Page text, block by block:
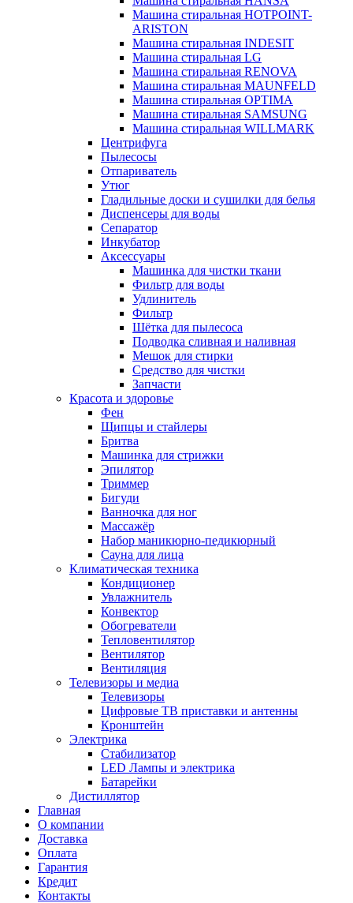
Машина стиральная HOTPOINT-
ARISTON
Машина стиральная INDESIT
Машина стиральная LG
Машина стиральная RENOVA
Машина стиральная MAUNFELD
Машина стиральная OPTIMA
Машина стиральная SAMSUNG
Машина стиральная WILLMARK
Центрифуга
Пылесосы
Отпариватель
Утюг
Гладильные доски и сушилки для белья
Диспенсеры для воды
Сепаратор
Инкубатор
Аксессуары
Машинка для чистки ткани
Фильтр для воды
Удлинитель
Фильтр
Шётка для пылесоса
Подводка сливная и наливная
Мешок для стирки
Средство для чистки
Запчасти
Красота и здоровье
Фен
Щипцы и стайлеры
Бритва
Машинка для стрижки
Эпилятор
Триммер
Бигуди
Ванночка для ног
Массажёр
Набор маникюрно-педикюрный
Сауна для лица
Климатическая техника
Кондиционер
Увлажнитель
Конвектор
Обогреватели
Тепловентилятор
Вентилятор
Вентиляция
Телевизоры и медиа
Телевизоры
Цифровые ТВ приставки и антенны
Кронштейн
Электрика
Стабилизатор
LED Лампы и электрика
Батарейки
Дистиллятор
Главная
О компании
Доставка
Оплата
Гарантия
Кредит
Контакты